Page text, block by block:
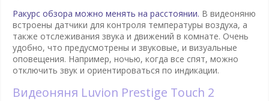
Ракурс обзора можно менять на расстоянии. В видеоняню
встроены датчики для контроля температуры воздуха, а
также отслеживания звука и движений в комнате. Очень
удобно, что предусмотрены и звуковые, и визуальные
оповещения. Например, ночью, когда все спят, можно
отключить звук и ориентироваться по индикации.
Видеоняня Luvion Prestige Touch 2